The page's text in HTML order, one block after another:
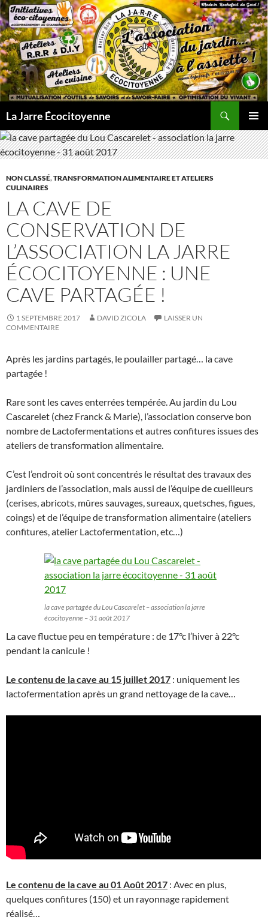
Aller
au
contenu
La Jarre Écocitoyenne
MENU
NON CLASSÉ,TRANSFORMATION ALIMENTAIRE ET ATELIERS
CULINAIRES
LA CAVE DE
CONSERVATION DE
L’ASSOCIATION LA JARRE
ÉCOCITOYENNE : UNE
CAVE PARTAGÉE !
1 SEPTEMBRE 2017 DAVID ZICOLA
LAISSER UN
COMMENTAIRE
Après les jardins partagés, le poulailler partagé… la cave
partagée !
Rare sont les caves enterrées tempérée. Au jardin du Lou
Cascarelet (chez Franck & Marie), l’association conserve bon
nombre de Lactofermentations et autres confitures issues des
ateliers de transformation alimentaire.
C’est l’endroit où sont concentrés le résultat des travaux des
jardiniers de l’association, mais aussi de l’équipe de cueilleurs
(cerises, abricots, mûres sauvages, sureaux, quetsches, figues,
coings) et de l’équipe de transformation alimentaire (ateliers
confitures, atelier Lactofermentation, etc…)
la cave partagée du Lou Cascarelet – association la jarre
écocitoyenne – 31 août 2017
La cave fluctue peu en température : de 17°c l’hiver à 22°c
pendant la canicule !
Le contenu de la cave au 15 juillet 2017 : uniquement les
lactofermentation après un grand nettoyage de la cave…
Le contenu de la cave au 01 Août 2017 : Avec en plus,
quelques confitures (150) et un rayonnage rapidement
réalisé…